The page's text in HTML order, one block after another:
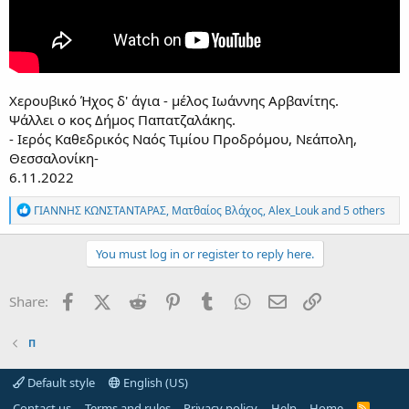
Χερουβικό Ήχος δ' άγια - μέλος Ιωάννης Αρβανίτης.
Ψάλλει ο κος Δήμος Παπατζαλάκης.
- Ιερός Καθεδρικός Ναός Τιμίου Προδρόμου, Νεάπολη,
Θεσσαλονίκη-
6.11.2022
R
e
a
o
n
:
ΓΙΑΝΝΗΣ ΚΩΝΣΤΑΝΤΑΡΑΣ, Ματθαίος Βλάχος,Alex_Loukand 5 others
You must log in or register to reply here.
Share: FacebookX (Twitter)
Reddit PinterestTumblr WhatsApp
Email
Π
Default style
English (US)